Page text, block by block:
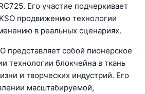
Его участие подчеркивает
продвижению технологии
в реальных сценариях.
представляет собой пионерское
технологии блокчейна в ткань
и творческих индустрий. Его
масштабируемой,